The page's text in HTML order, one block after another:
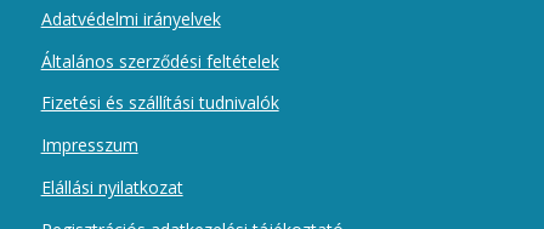
Adatvédelmi irányelvek
Általános szerződési feltételek
Fizetési és szállítási tudnivalók
Impresszum
Elállási nyilatkozat